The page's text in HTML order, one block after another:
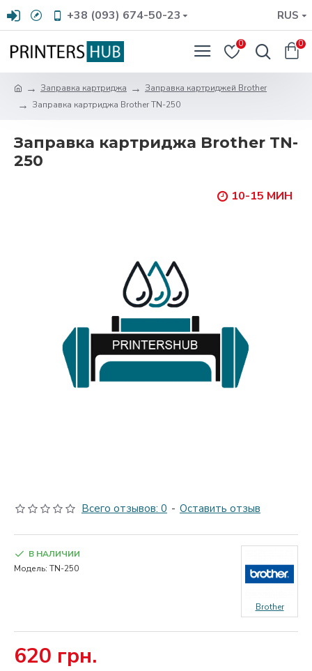
+38 (093) 674-50-23 RUS
0 0
Заправка картриджа
Заправка картриджей Brother
Заправка картриджа Brother TN-250
Заправка картриджа Brother TN-
250
10-15 МИН
Всего отзывов: 0 - Оставить отзыв
620 грн.
В НАЛИЧИИ
Модель: TN-250
Brother